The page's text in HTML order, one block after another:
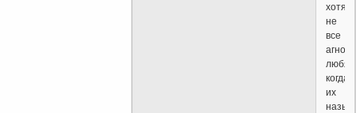
хотя
не
все
любят,
когда
их